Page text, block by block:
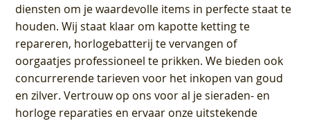
diensten om je waardevolle items in perfecte staat te
houden. Wij staat klaar om kapotte ketting te
repareren, horlogebatterij te vervangen of
oorgaatjes professioneel te prikken. We bieden ook
concurrerende tarieven voor het inkopen van goud
en zilver. Vertrouw op ons voor al je sieraden- en
horloge reparaties en ervaar onze uitstekende